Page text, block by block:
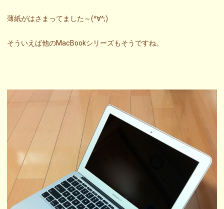
薄紙がはさまってました～(^∀^;)
そういえば他のMacBookシリーズもそうですね。